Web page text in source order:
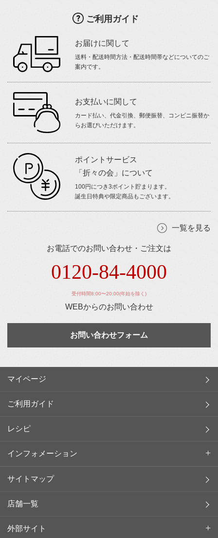
ご利用ガイド
お届けに関して
送料・配送時間方法・配送時間帯などについてのご
案内です。
お支払いに関して
カード払い、代金引換、郵便振替、コンビニ振替か
らお選びいただけます。
ポイントサービス
「折々の会」について
100円につき3ポイント貯まります。
誕生日特典や限定商品もございます。
一覧を見る
お電話でのお問い合わせ・ご注文は
0120-84-4000
受付時間8:00〜20:00(年始を除く)
WEBからのお問い合わせ
お問い合わせフォーム
マイページ
ご利用ガイド
レシピ
インフォメーション
サイトマップ
店舗一覧
外部サイト